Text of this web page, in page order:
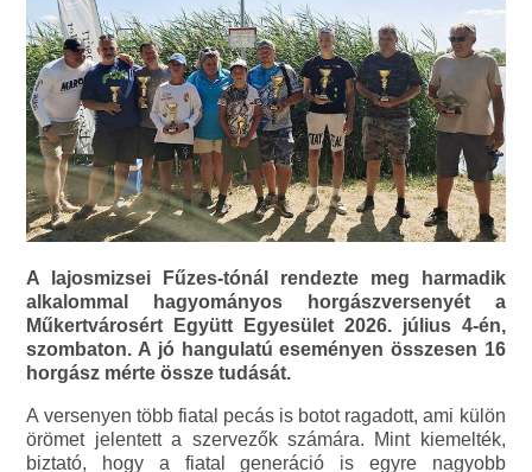
A lajosmizsei Fűzes-tónál rendezte meg harmadik
alkalommal hagyományos horgászversenyét a
Műkertvárosért Együtt Egyesület 2026. július 4-én,
szombaton. A jó hangulatú eseményen összesen 16
horgász mérte össze tudását.
A versenyen több fiatal pecás is botot ragadott, ami külön
örömet jelentett a szervezők számára. Mint kiemelték,
biztató, hogy a fiatal generáció is egyre nagyobb